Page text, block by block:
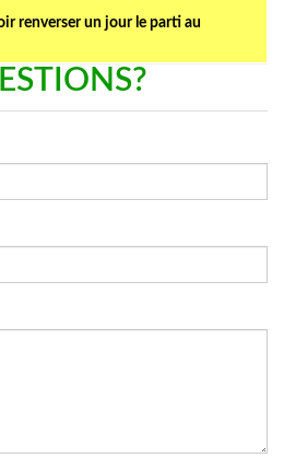
renverser un jour le parti au